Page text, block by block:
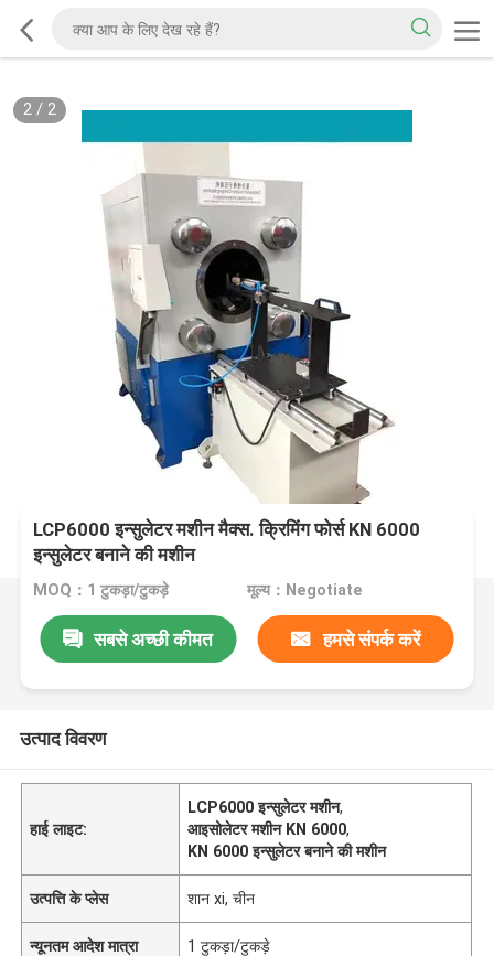
2/ 2
LCP6000 इन्सुलेटर मशीन मैक्स. क्रिमिंग फोर्स KN 6000
इन्सुलेटर बनाने की मशीन
MOQ：1 टुकड़ा/टुकड़े मूल्य：Negotiate
सबसे अच्छी कीमत हमसे संपर्क करें
उत्पाद विवरण
हाई लाइट:
LCP6000 इन्सुलेटर मशीन,
आइसोलेटर मशीन KN 6000,
KN 6000 इन्सुलेटर बनाने की मशीन
उत्पत्ति के प्लेस शान xi, चीन
न्यूनतम आदेश मात्रा 1 टुकड़ा/टुकड़े